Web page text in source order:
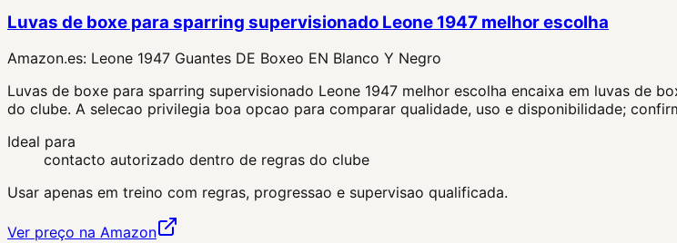
Luvas de boxe para sparring supervisionado Leone 1947 melhor escolha
Amazon.es: Leone 1947 Guantes DE Boxeo EN Blanco Y Negro
Luvas de boxe para sparring supervisionado Leone 1947 melhor escolha encaixa em luvas de
do clube. A selecao privilegia boa opcao para comparar qualidade, uso e disponibilidade;
Ideal para
contacto autorizado dentro de regras do clube
Usar apenas em treino com regras, progressao e supervisao qualificada.
Ver preço na Amazon